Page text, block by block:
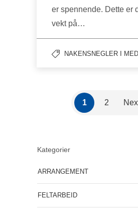
er spennende. Dette er
vekt på…
NAKENSNEGLER I
1 2
Kategorier
ARRANGEMENT
FELTARBEID